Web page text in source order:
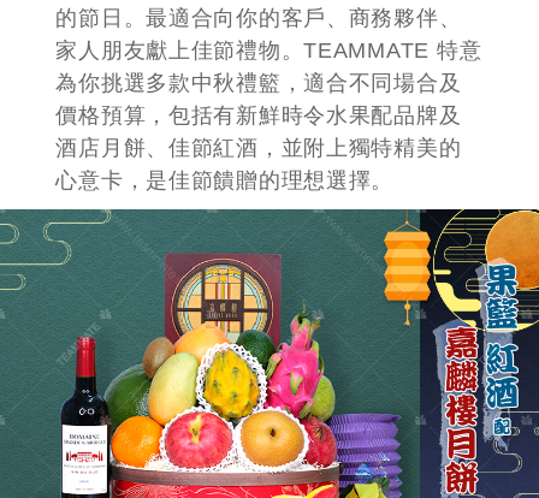
的節日。最適合向你的客戶、商務夥伴、
家人朋友獻上佳節禮物。TEAMMATE 特意
為你挑選多款中秋禮籃，適合不同場合及
價格預算，包括有新鮮時令水果配品牌及
酒店月餅、佳節紅酒，並附上獨特精美的
心意卡，是佳節饋贈的理想選擇。